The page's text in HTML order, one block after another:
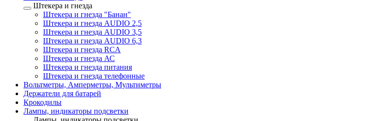
Штекера и гнезда
Штекера и гнезда "Банан"
Штекера и гнезда AUDIO 2,5
Штекера и гнезда AUDIO 3,5
Штекера и гнезда AUDIO 6,3
Штекера и гнезда RCA
Штекера и гнезда АС
Штекера и гнезда питания
Штекера и гнезда телефонные
Вольтметры, Амперметры, Мультиметры
Держатели для батарей
Крокодилы
Лампы, индикаторы подсветки